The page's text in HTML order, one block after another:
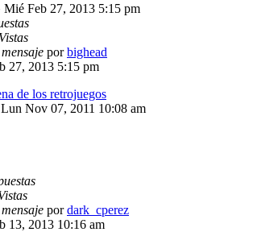
Mié Feb 27, 2013 5:15 pm
Vistas
porbighead
27, 2013 5:15 pm
de los retrojuegos
Lun Nov 07, 2011 10:08 am
pordark_cperez
13, 2013 10:16 am